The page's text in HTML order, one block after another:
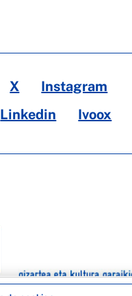
X
Instagram
Linkedin Ivoox